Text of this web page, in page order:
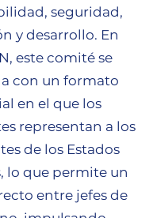
seguridad,
y desarrollo. En
este comité se
con un formato
en el que los
representan a los
de los Estados
lo que permite un
entre jefes de